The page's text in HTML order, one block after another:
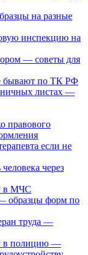
на разные
инспекцию на
— советы для
бывают по ТК РФ
листах —
правового
если не
через
в МЧС
образцы форм по
труда —
в полицию —